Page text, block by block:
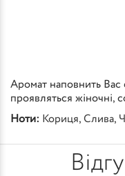
Аромат наповнить Вас
проявляться жіночні,
Ноти: Кориця, Слива,